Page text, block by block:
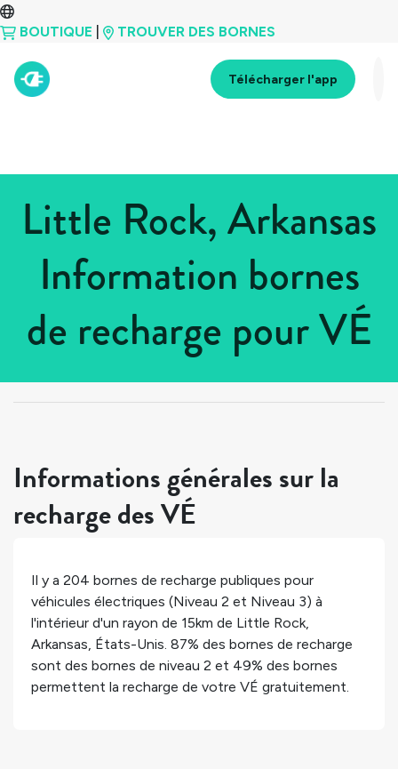
BOUTIQUE TROUVER DES BORNES
Télécharger l'app
Little Rock, Arkansas
Information bornes
de recharge pour VÉ
États-Unis > Arkansas
Informations générales sur la
recharge des VÉ
Il y a 204 bornes de recharge publiques pour
véhicules électriques (Niveau 2 et Niveau 3) à
l'intérieur d'un rayon de 15km de Little Rock,
Arkansas, États-Unis. 87% des bornes de recharge
sont des bornes de niveau 2 et 49% des bornes
permettent la recharge de votre VÉ gratuitement.